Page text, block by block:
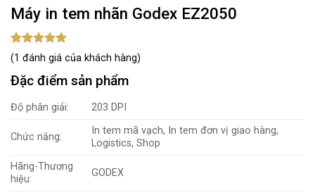
Máy in tem nhãn Godex EZ2050
5.00trên 5
dựa trên
1
đánh giá
(1 đánh giá của khách hàng)
Đặc điểm sản phẩm
Độ phân giải: 203 DPI
Chức năng:
In tem mã vạch, In tem đơn vị giao hàng,
Logistics, Shop
Hãng-Thương
hiệu:
GODEX